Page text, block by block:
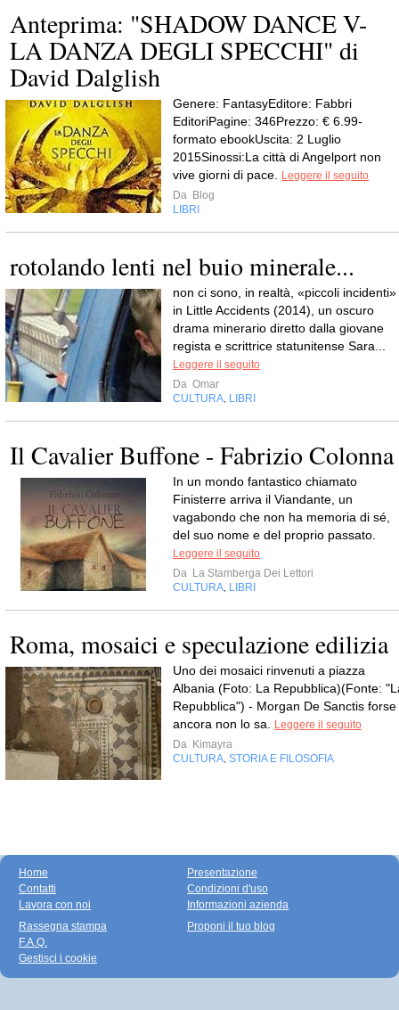
Anteprima: "SHADOW DANCE V-
LA DANZA DEGLI SPECCHI" di
David Dalglish
Genere: FantasyEditore: Fabbri
EditoriPagine: 346Prezzo: € 6.99-
formato ebookUscita: 2 Luglio
2015Sinossi:La città di Angelport non
vive giorni di pace. Leggere il seguito
Da Blog
LIBRI
rotolando lenti nel buio minerale...
non ci sono, in realtà, «piccoli incidenti»
in Little Accidents (2014), un oscuro
drama minerario diretto dalla giovane
regista e scrittrice statunitense Sara...
Leggere il seguito
Da Omar
CULTURA, LIBRI
Il Cavalier Buffone - Fabrizio Colonna
In un mondo fantastico chiamato
Finisterre arriva il Viandante, un
vagabondo che non ha memoria di sé,
del suo nome e del proprio passato.
Leggere il seguito
Da La Stamberga Dei Lettori
CULTURA, LIBRI
Roma, mosaici e speculazione edilizia
Uno dei mosaici rinvenuti a piazza
Albania (Foto: La Repubblica)(Fonte:
Repubblica") - Morgan De Sanctis forse
ancora non lo sa. Leggere il seguito
Da Kimayra
CULTURA, STORIA E FILOSOFIA
Home
Contatti
Lavora con noi
Presentazione
Condizioni d'uso
Informazioni azienda
Rassegna stampa
F.A.Q.
Gestisci i cookie
Proponi il tuo blog